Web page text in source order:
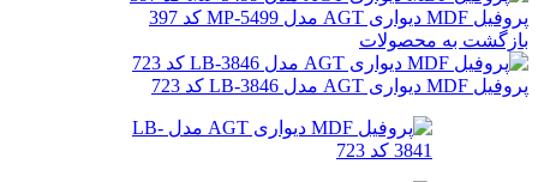
پروفیل MDF دیواری AGT مدل MP-5499 کد 397
بازگشت به محصولات
پروفیل MDF دیواری AGT مدل LB-3846 کد 723